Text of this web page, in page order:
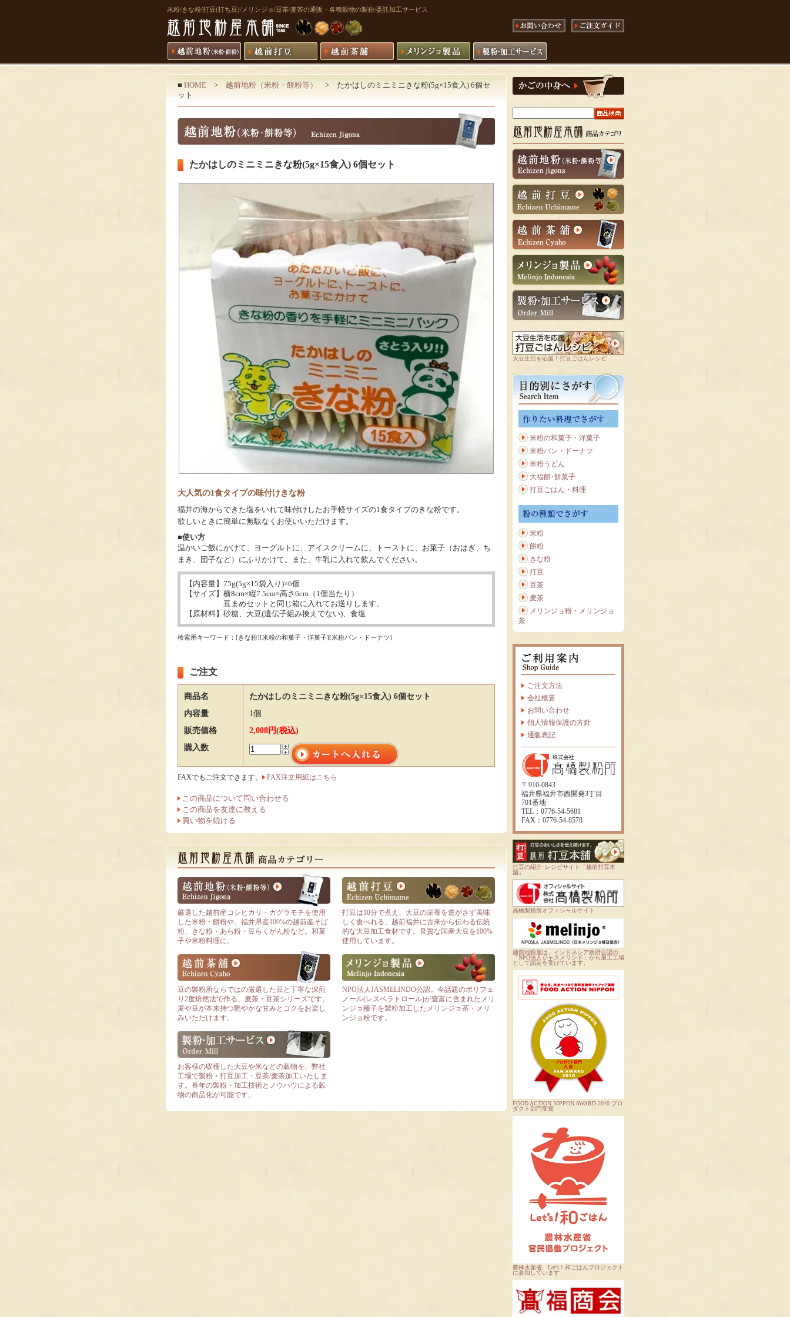
米粉/きな粉/打豆(打ち豆)/メリンジョ/豆茶/麦茶の通販・各種穀物の製粉/委託加工サービス
■ HOME > 越前地粉（米粉・餅粉等）
> たかはしのミニミニきな粉(5g×15食入) 6個セ
ット
たかはしのミニミニきな粉(5g×15食入) 6個セット
大人気の1食タイプの味付けきな粉
福井の海からできた塩をいれて味付けしたお手軽サイズの1食タイプのきな粉です。
欲しいときに簡単に無駄なくお使いいただけます。
■使い方
温かいご飯にかけて、ヨーグルトに、アイスクリームに、トーストに、お菓子（おはぎ、ち
まき、団子など）にふりかけて。また、牛乳に入れて飲んでください。
【内容量】75g(5g×15袋入り)×6個
【サイズ】横8cm×縦7.5cm×高さ6cm（1個当たり）
豆まめセットと同じ箱に入れてお送りします。
【原材料】砂糖、大豆(遺伝子組み換えでない)、食塩
検索用キーワード：[きな粉][米粉の和菓子・洋菓子][米粉パン・ドーナツ]
ご注文
商品名
たかはしのミニミニきな粉(5g×15食入) 6個セット
内容量
1個
販売価格
2,008円(税込)
購入数
FAXでもご注文できます。 FAX注文用紙はこちら
この商品について問い合わせる
この商品を友達に教える
買い物を続ける
厳選した越前産コシヒカリ・カグラモチを使用
した米粉・餅粉や、福井県産100%の越前産そば
粉、きな粉・あら粉・豆らくがん粉など。和菓
子や米粉料理に。
豆の製粉所ならではの厳選した豆と丁寧な深煎
り2度焙然法で作る、麦茶・豆茶シリーズです。
麦や豆が本来持つ艶やかな甘みとコクをお楽し
みいただけます。
お客様の収穫した大豆や米などの穀物を、弊社
工場で製粉・打豆加工・豆茶/麦茶加工いたしま
す。長年の製粉・加工技術とノウハウによる穀
物の商品化が可能です。
打豆は10分で煮え、大豆の栄養を逃がさず美味
しく食べれる、越前福井に古来から伝わる伝統
的な大豆加工食材です。良質な国産大豆を100%
使用しています。
NPO法人JASMELINDO公認。今話題のポリフェ
ノール(レスベラトロール)が豊富に含まれたメリ
ンジョ種子を製粉加工したメリンジョ茶・メリ
ンジョ粉です。
大豆生活を応援！打豆ごはんレシピ
米粉の和菓子・洋菓子
米粉パン・ドーナツ
米粉うどん
大福餅･餅菓子
打豆ごはん・料理
米粉
餅粉
きな粉
打豆
豆茶
麦茶
メリンジョ粉・メリンジョ
茶
ご注文方法
会社概要
お問い合わせ
個人情報保護の方針
通販表記
〒910-0843
福井県福井市西開発3丁目
701番地
TEL：0776-54-5681
FAX：0776-54-8578
打豆の紹介･レシピサイト「越前打豆本
舗」
高橋製粉所オフィシャルサイト
越前地粉屋は、インドネシア政府公認の
「NPO法人ジャスメリンド」から加工工場
として認定を受けています。
FOOD ACTION NIPPON AWARD 2010 プロ
ダクト部門受賞
農林水産省 Let's！和ごはんプロジェクト
に参加しています